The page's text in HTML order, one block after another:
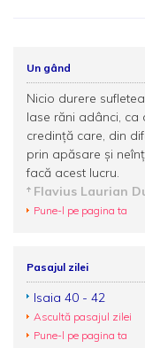
Un gând
Nicio durere
lase răni adânci,
credinţă care, din
prin apăsare şi
facă acest lucru.
Flavius Laurian
Pune-l pe pagina ta
Pasajul zilei
Isaia 40 - 42
Ascultă pasajul zilei
Pune-l pe pagina ta